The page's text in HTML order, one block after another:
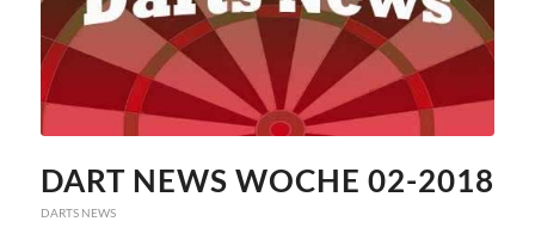
DART NEWS WOCHE 02-2018
DARTS NEWS